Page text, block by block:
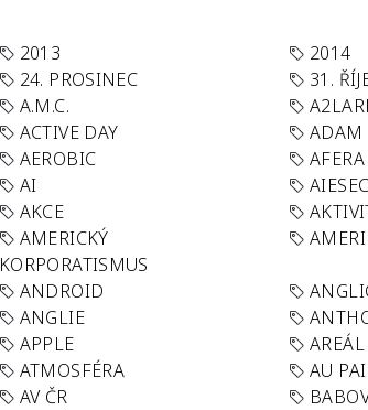
2013
2014
24. PROSINEC
31.
A.M.C.
ACTIVE DAY
ADAM
AEROBIC
AFERA
AI
AIESEC
AKCE
AMERICKÝ
KORPORATISMUS
ANDROID
ANGLIE
APPLE
AREÁL
ATMOSFÉRA
AU
AV ČR